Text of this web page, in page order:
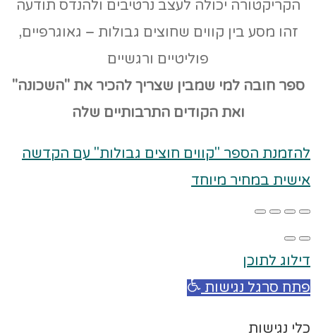
הקריקטורה יכולה לעצב נרטיבים ולהנדס תודעה
זהו מסע בין קווים שחוצים גבולות – גאוגרפיים,
פוליטיים ורגשיים
ספר חובה למי שמבין שצריך להכיר את "השכונה"
ואת הקודים התרבותיים שלה
להזמנת הספר "קווים חוצים גבולות" עם הקדשה
אישית במחיר מיוחד
דילוג לתוכן
פתח סרגל נגישות
כלי נגישות